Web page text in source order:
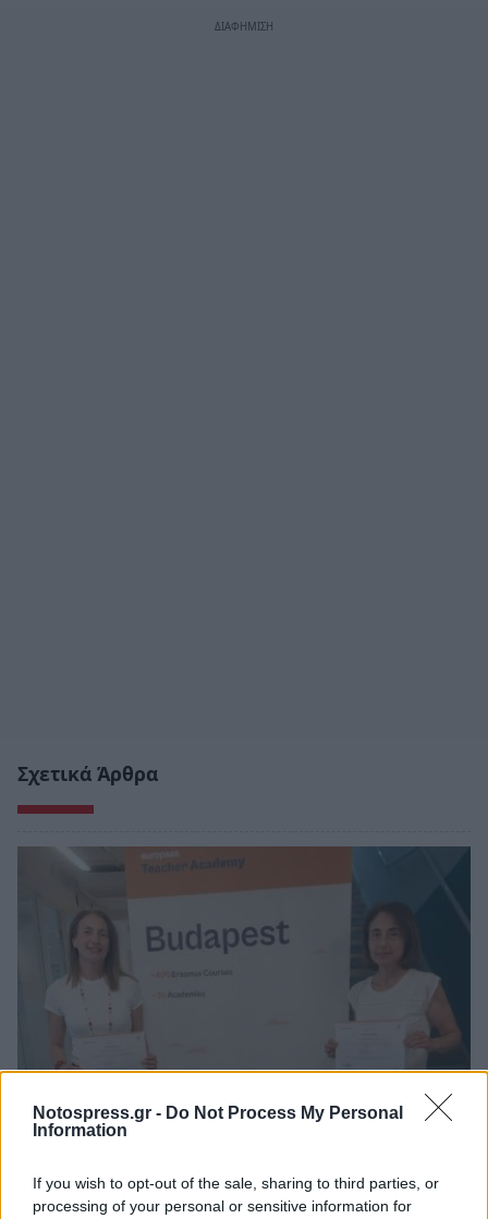
Notospress.gr - Do Not Process My Personal
Information
If you wish to opt-out of the sale, sharing to third parties, or
processing of your personal or sensitive information for
Σχετικά Άρθρα
3ο ΓΕΛ Καλαμάτας: Επιμόρφωση
τον σχολικό εκφοβισμό